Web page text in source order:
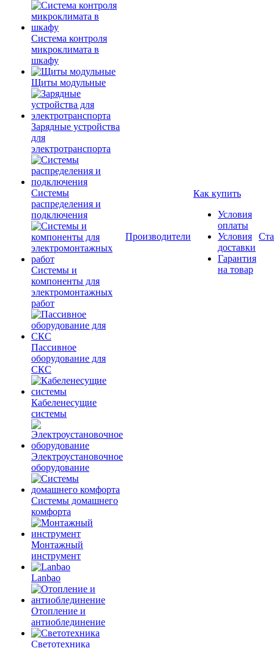
Система контроля
микроклимата в
шкафу
Щиты модульные
Зарядные устройства
для
электротранспорта
Системы
распределения и
подключения
Системы и
компоненты для
электромонтажных
работ
Пассивное
оборудование для
СКС
Кабеленесущие
системы
Электроустановочное
оборудование
Системы домашнего
комфорта
Монтажный
инструмент
Lanbao
Отопление и
антиоблединение
Светотехника
Производители
Как купить
Условия
оплаты
Условия
доставки
Гарантия
на товар